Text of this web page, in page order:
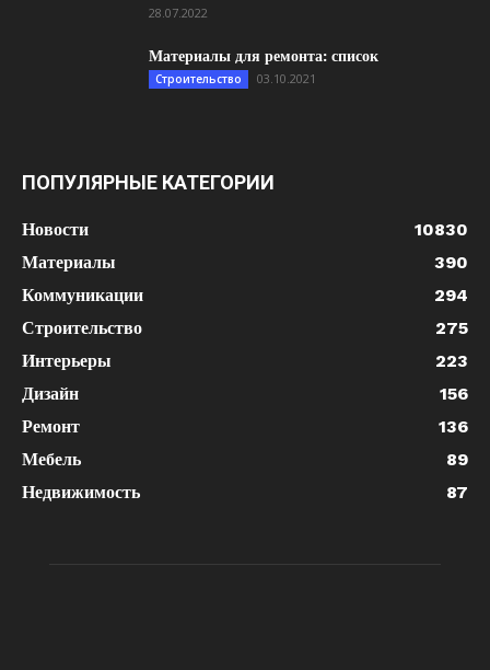
28.07.2022
Материалы для ремонта: список
Строительство 03.10.2021
ПОПУЛЯРНЫЕ КАТЕГОРИИ
Новости
10830
Материалы
390
Коммуникации
294
Строительство
275
Интерьеры
223
Дизайн
156
Ремонт
136
Мебель
89
Недвижимость
87